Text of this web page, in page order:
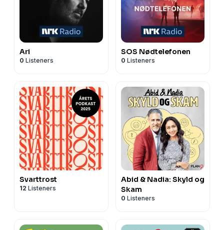
Ari
0 Listeners
SOS Nødtelefonen
0 Listeners
Svarttrost
12 Listeners
Abid & Nadia: Skyld og
Skam
0 Listeners